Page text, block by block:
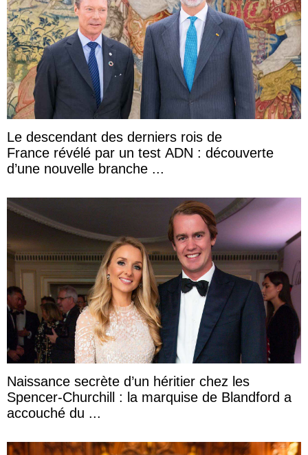
Le descendant des derniers rois de
France révélé par un test ADN : découverte
d’une nouvelle branche ...
Naissance secrète d’un héritier chez les
Spencer-Churchill : la marquise de Blandford a
accouché du ...